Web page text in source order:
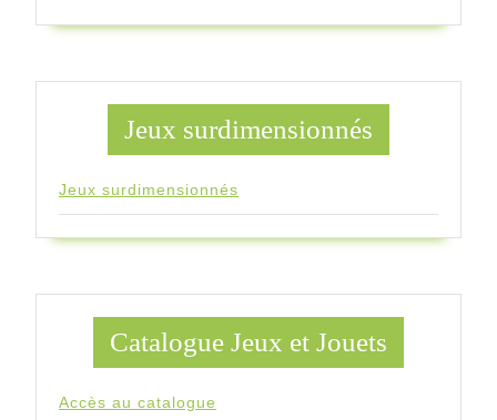
Jeux surdimensionnés
Jeux surdimensionnés
Catalogue Jeux et Jouets
Accès au catalogue